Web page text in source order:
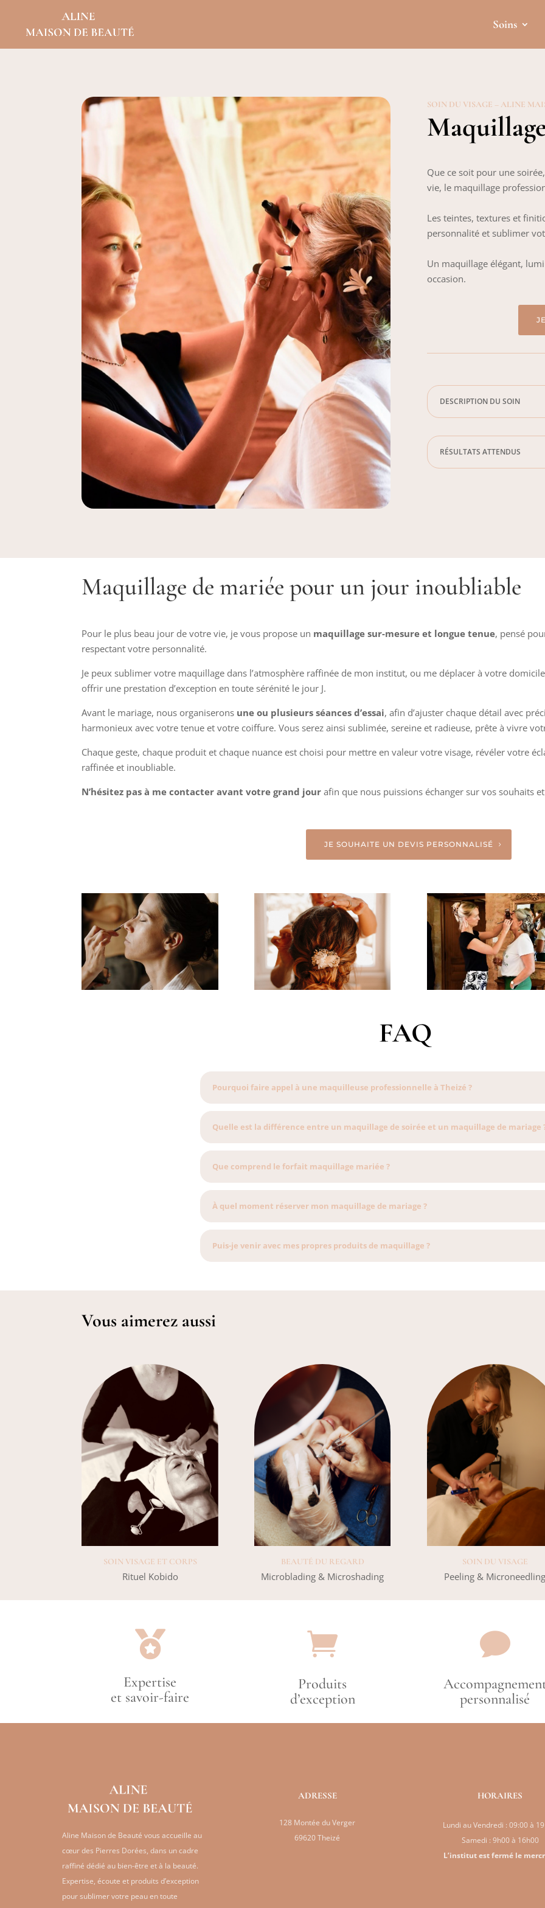
Soins
SOIN DU VISAGE – ALINE
Que ce soit pour une
vie, le maquillage
Les teintes, textures et
personnalité et sublimer
Un maquillage élégant,
occasion.
DESCRIPTION DU SOIN
RÉSULTATS ATTENDUS
Maquillage de mariée pour un jour inoubliable
Pour le plus beau jour de votre vie, je vous propose un maquillage sur-mesure et longue tenue, pensé
respectant votre personnalité.
Je peux sublimer votre maquillage dans l’atmosphère raffinée de mon institut, ou me déplacer à votre
offrir une prestation d’exception en toute sérénité le jour J.
Avant le mariage, nous organiserons une ou plusieurs séances d’essai, afin d’ajuster chaque détail avec
harmonieux avec votre tenue et votre coiffure. Vous serez ainsi sublimée, sereine et radieuse, prête à vivre
Chaque geste, chaque produit et chaque nuance est choisi pour mettre en valeur votre visage, révéler votre
raffinée et inoubliable.
N’hésitez pas à me contacter avant votre grand jour afin que nous puissions échanger sur vos souhaits
JE SOUHAITE UN DEVIS PERSONNALISÉ
FAQ
Pourquoi faire appel à une maquilleuse professionnelle à Theizé ?
Quelle est la différence entre un maquillage de soirée et un maquillage de mariage
Que comprend le forfait maquillage mariée ?
À quel moment réserver mon maquillage de mariage ?
Puis-je venir avec mes propres produits de maquillage ?
Vous aimerez aussi
SOIN VISAGE ET CORPS
Rituel Kobido
BEAUTÉ DU REGARD
Microblading & Microshading
SOIN DU VISAGE
Peeling &

Expertise
et savoir-faire

Produits
d’exception

personnalisé
Aline Maison de Beauté vous accueille au
cœur des Pierres Dorées, dans un cadre
raffiné dédié au bien-être et à la beauté.
Expertise, écoute et produits d’exception
pour sublimer votre peau en toute
ADRESSE
128 Montée du Verger
69620 Theizé
HORAIRES
Lundi au Vendredi : 09:00 à
Samedi : 9h00 à 16h00
L’institut est fermé le